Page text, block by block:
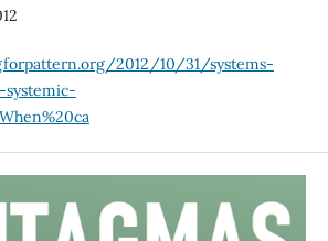
2012/10/31/systems-